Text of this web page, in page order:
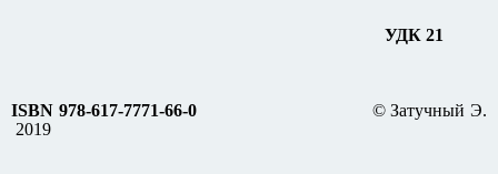
УДК 21
ISBN 978-617-7771-66-0 © Затучный Э.
2019